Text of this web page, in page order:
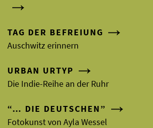
TAG DER BEFREIUNG
Auschwitz erinnern
URBAN URTYP
Die Indie-Reihe an der Ruhr
“… DIE DEUTSCHEN”
Fotokunst von Ayla Wessel